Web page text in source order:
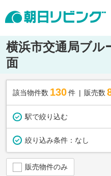
横浜市交通局ブル
面
該当物件数 130件 販売数
駅で絞り込む
絞り込み条件： なし
販売物件のみ